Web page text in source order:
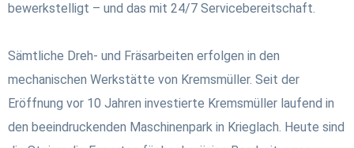
bewerkstelligt – und das mit 24/7 Servicebereitschaft.
Sämtliche Dreh- und Fräsarbeiten erfolgen in den
mechanischen Werkstätte von Kremsmüller. Seit der
Eröffnung vor 10 Jahren investierte Kremsmüller laufend in
den beeindruckenden Maschinenpark in Krieglach. Heute sind